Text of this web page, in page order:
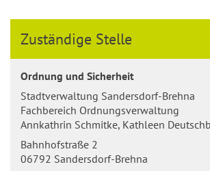
Zuständige Stelle
Ordnung und Sicherheit
Stadtverwaltung Sandersdorf-Brehna
Fachbereich Ordnungsverwaltung
Annkathrin Schmitke, Kathleen
Bahnhofstraße 2
06792 Sandersdorf-Brehna